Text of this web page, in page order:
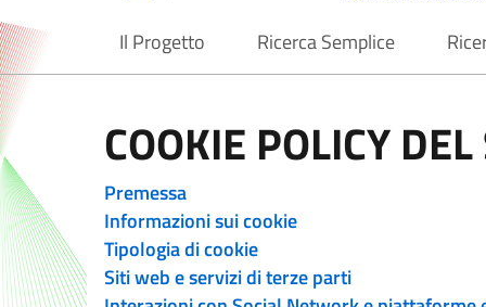
Normattiva
Il Progetto
current Ricerca Semplice
COOKIE POLICY
Premessa
Informazioni sui cookie
Tipologia di cookie
Siti web e servizi di terze parti